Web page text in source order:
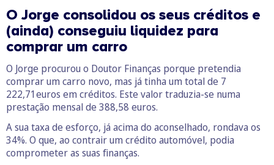
O Jorge consolidou os seus créditos e
(ainda) conseguiu liquidez para
comprar um carro
O Jorge procurou o Doutor Finanças porque pretendia
comprar um carro novo, mas já tinha um total de 7
222,71euros em créditos. Este valor traduzia-se numa
prestação mensal de 388,58 euros.
A sua taxa de esforço, já acima do aconselhado, rondava os
34%. O que, ao contrair um crédito automóvel, podia
comprometer as suas finanças.